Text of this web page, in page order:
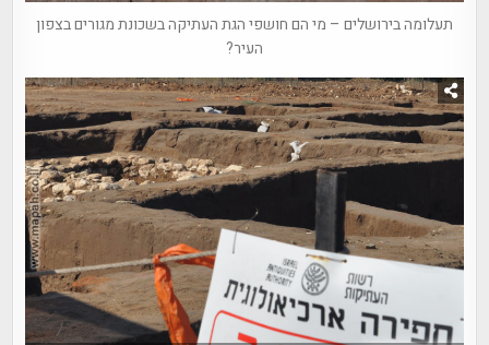
תעלומה בירושלים – מי הם חושפי הגת העתיקה בשכונת מגורים בצפון
העיר?